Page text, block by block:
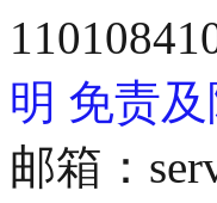
明 免责
邮箱：